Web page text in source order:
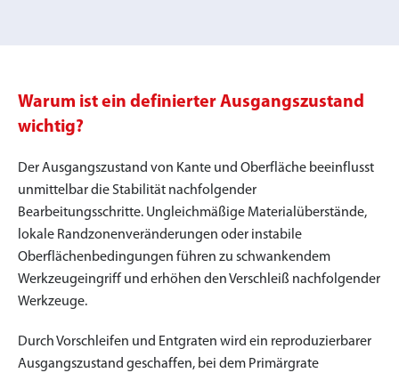
Warum ist ein definierter Ausgangszustand
wichtig?
Der Ausgangszustand von Kante und Oberfläche beeinflusst
unmittelbar die Stabilität nachfolgender
Bearbeitungsschritte. Ungleichmäßige Materialüberstände,
lokale Randzonenveränderungen oder instabile
Oberflächenbedingungen führen zu schwankendem
Werkzeugeingriff und erhöhen den Verschleiß nachfolgender
Werkzeuge.
Durch Vorschleifen und Entgraten wird ein reproduzierbarer
Ausgangszustand geschaffen, bei dem Primärgrate